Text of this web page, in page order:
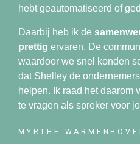
hebt geautomatiseerd of
Daarbij heb ik de
prettig ervaren. De
waardoor we snel konden
dat Shelley de
helpen. Ik raad het daarom
te vragen als spreker voor
MYRTHE